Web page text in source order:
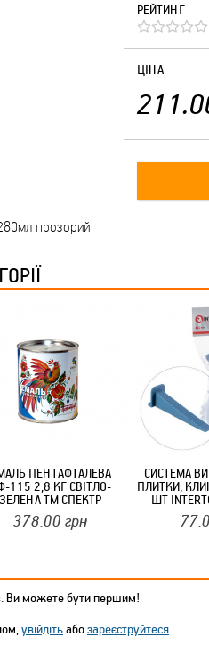
ОФФ 82 ПАННОЧКА
РЕЙТИНГ
ЦІНА
прозорий
ПЕНТАФТАЛЕВА
115 2,8 КГ СВІТЛО-
ЗЕЛЕНА ТМ СПЕКТР
378.00 грн
СИСТЕМА
ПЛИТКИ,
ШТ
Ви можете бути першим!
увійдітьабозареєструйтеся.